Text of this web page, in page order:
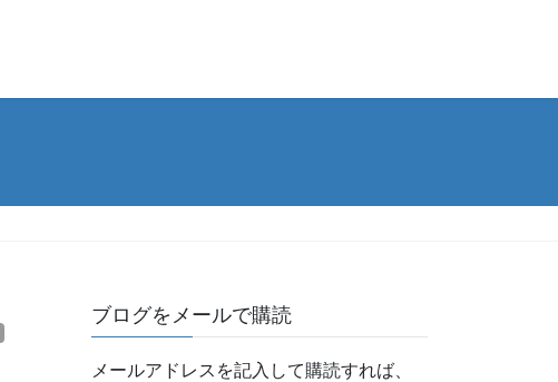
ブログをメールで購読
メールアドレスを記入して購読すれば、